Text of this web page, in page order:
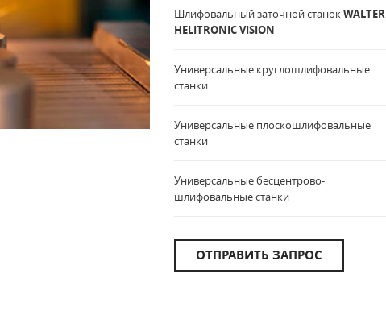
Шлифовальный заточной станокWALTER
HELITRONIC VISION
Универсальные круглошлифовальные
станки
Универсальные плоскошлифовальные
станки
Универсальные бесцентрово-
шлифовальные станки
ОТПРАВИТЬ ЗАПРОС